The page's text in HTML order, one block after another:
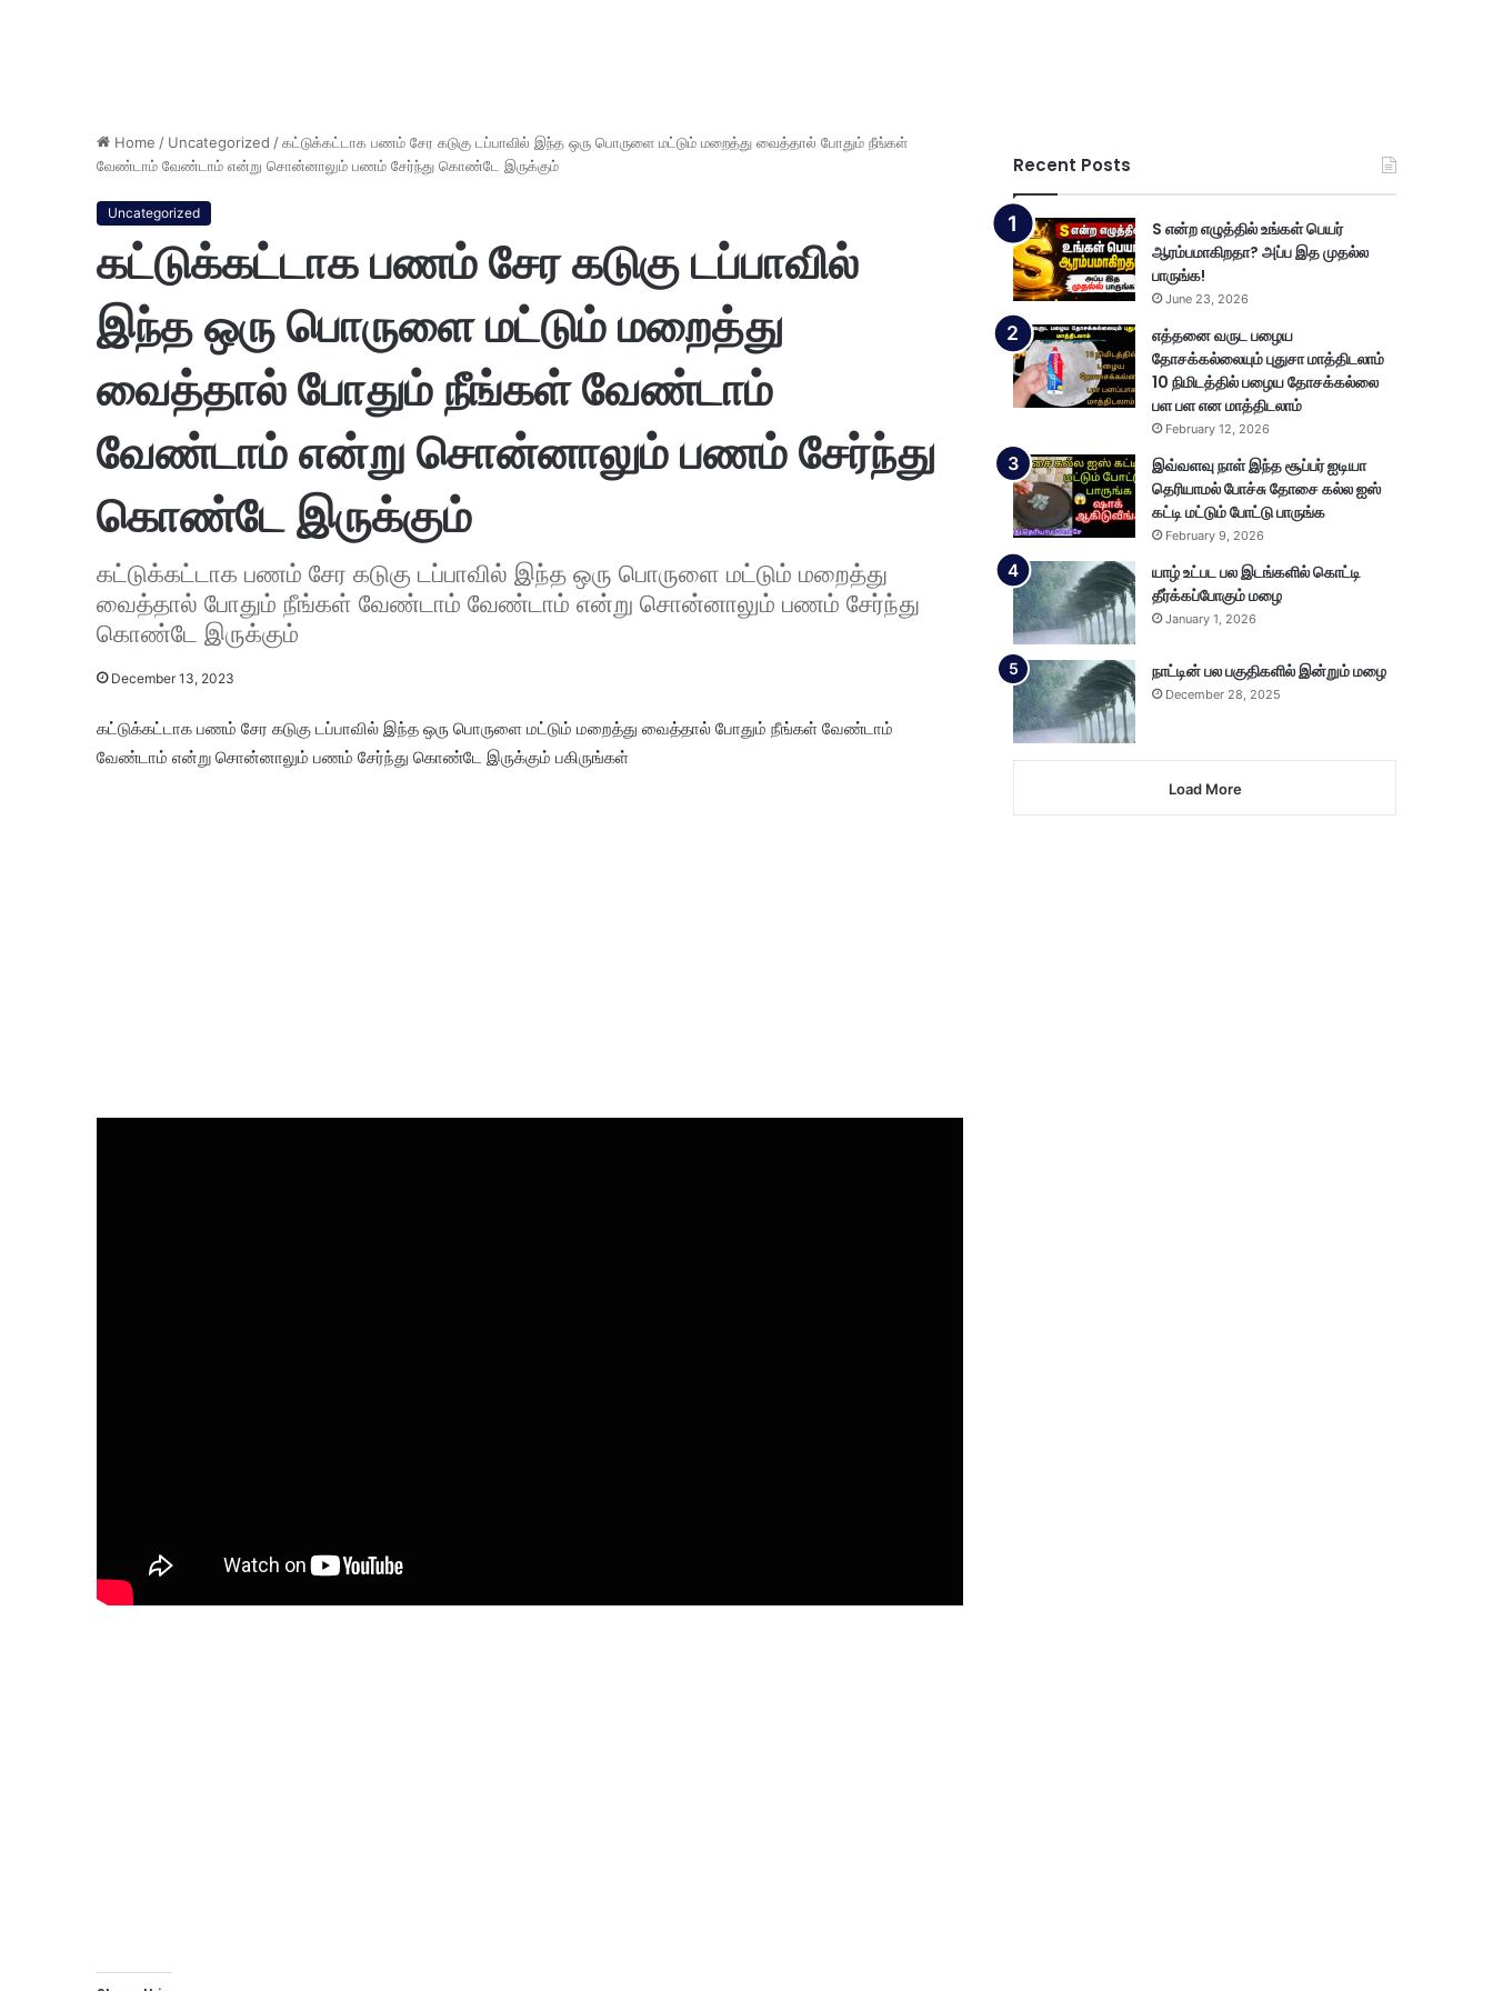
Home / Uncategorized /கட்டுக்கட்டாக பணம் சேர கடுகு டப்பாவில் இந்த ஒரு பொருளை மட்டும் மறைத்து வைத்தால் போதும் நீங்கள்
வேண்டாம் வேண்டாம் என்று சொன்னாலும் பணம் சேர்ந்து கொண்டே இருக்கும்
Uncategorized
கட்டுக்கட்டாக பணம் சேர கடுகு டப்பாவில்
இந்த ஒரு பொருளை மட்டும் மறைத்து
வைத்தால் போதும் நீங்கள் வேண்டாம்
வேண்டாம் என்று சொன்னாலும் பணம் சேர்ந்து
கொண்டே இருக்கும்
கட்டுக்கட்டாக பணம் சேர கடுகு டப்பாவில் இந்த ஒரு பொருளை மட்டும் மறைத்து
வைத்தால் போதும் நீங்கள் வேண்டாம் வேண்டாம் என்று சொன்னாலும் பணம் சேர்ந்து
கொண்டே இருக்கும்
December 13, 2023
கட்டுக்கட்டாக பணம் சேர கடுகு டப்பாவில் இந்த ஒரு பொருளை மட்டும் மறைத்து வைத்தால் போதும் நீங்கள் வேண்டாம்
வேண்டாம் என்று சொன்னாலும் பணம் சேர்ந்து கொண்டே இருக்கும் பகிருங்கள்
Recent Posts
S என்ற எழுத்தில் உங்கள் பெயர்
ஆரம்பமாகிறதா? அப்ப இத முதல்ல
பாருங்க!
June 23, 2026
எத்தனை வருட பழைய
தோசக்கல்லையும் புதுசா மாத்திடலாம்
10 நிமிடத்தில் பழைய தோசக்கல்லை
பள பள என மாத்திடலாம்
February 12, 2026
இவ்வளவு நாள் இந்த சூப்பர் ஐடியா
தெரியாமல் போச்சு தோசை கல்ல ஐஸ்
கட்டி மட்டும் போட்டு பாருங்க
February 9, 2026
யாழ் உட்பட பல இடங்களில் கொட்டி
தீர்க்கப்போகும் மழை
January 1, 2026
நாட்டின் பல பகுதிகளில் இன்றும் மழை
December 28, 2025
Load More